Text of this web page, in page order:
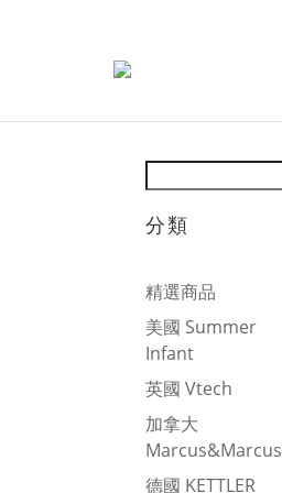
分類
精選商品
美國 Summer
Infant
英國 Vtech
加拿大
Marcus&Marcus
德國 KETTLER